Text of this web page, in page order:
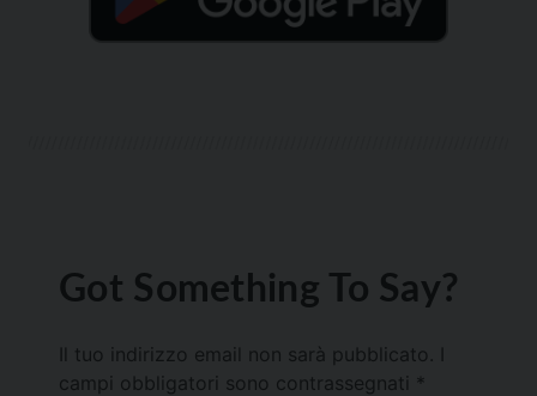
Got Something To Say?
Il tuo indirizzo email non sarà pubblicato.
campi obbligatori sono contrassegnati *